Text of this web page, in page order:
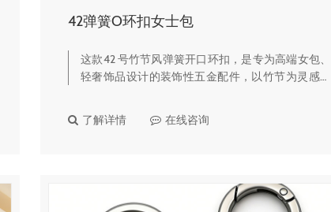
42弹簧O环扣女士包
这款42 号竹节风弹簧开口环扣，是专为高端女包、
轻奢饰品设计的装饰性五金配件，以竹节为灵感打
善，是箱包品牌的热门选择。🔹 核心产品亮点竹节
轻奢设计，颜值辨识度拉满…
了解详情 在线咨询